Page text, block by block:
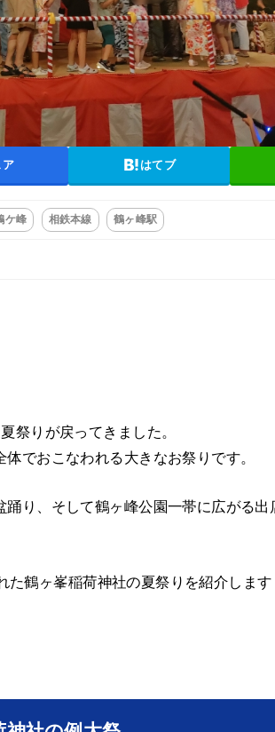
ア はてブ
ケ峰 相鉄本線 鶴ヶ峰駅
祭りが戻ってきました。
でおこなわれる大きなお祭りです。
り、そして鶴ヶ峰公園一帯に広がる出
鶴ヶ峯稲荷神社の夏祭りを紹介します